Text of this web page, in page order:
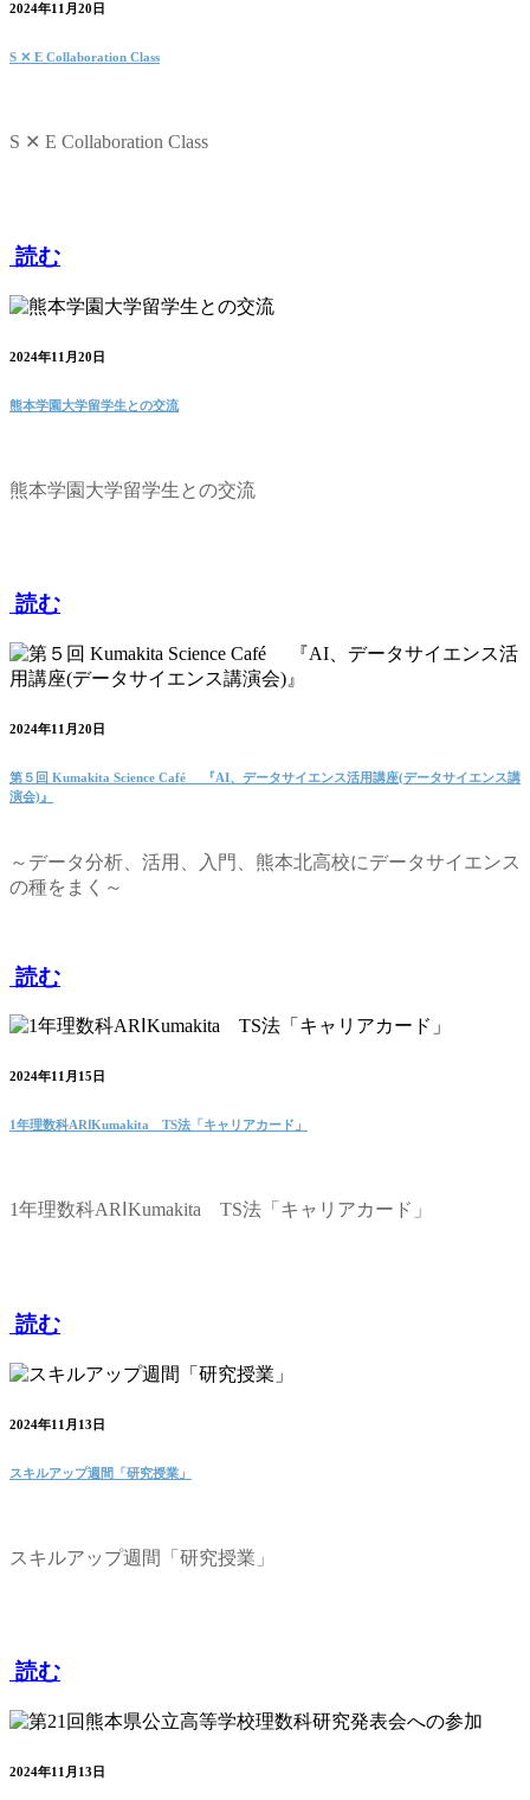
2024年11月20日
S ✕ E Collaboration Class
S ✕ E Collaboration Class
読む
2024年11月20日
熊本学園大学留学生との交流
熊本学園大学留学生との交流
読む
2024年11月20日
第５回 Kumakita Science Café 『AI、データサイエンス活用講座(データサイエンス講
演会)』
～データ分析、活用、入門、熊本北高校にデータサイエンス
の種をまく～
読む
2024年11月15日
1年理数科ARⅠKumakita TS法「キャリアカード」
1年理数科ARⅠKumakita TS法「キャリアカード」
読む
2024年11月13日
スキルアップ週間「研究授業」
スキルアップ週間「研究授業」
読む
2024年11月13日